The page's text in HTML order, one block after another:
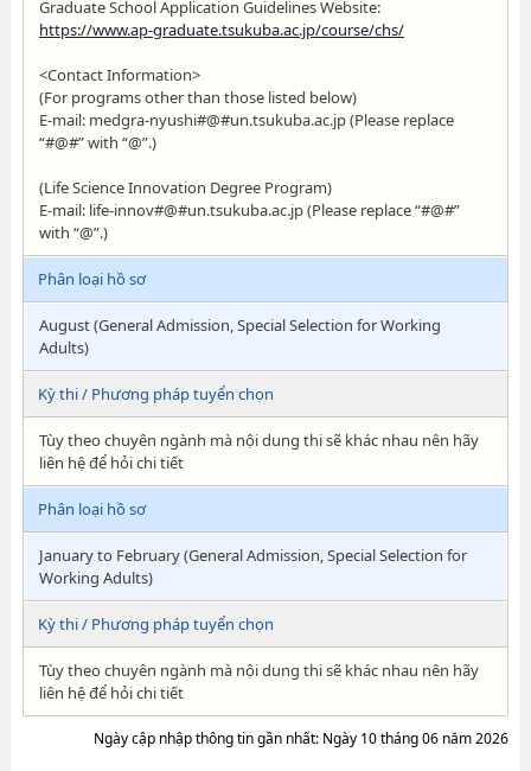
Graduate School Application Guidelines Website:
https://www.ap-graduate.tsukuba.ac.jp/course/chs/
<Contact Information>
(For programs other than those listed below)
E-mail: medgra-nyushi#@#un.tsukuba.ac.jp (Please replace
“#@#” with “@”.)
(Life Science Innovation Degree Program)
E-mail: life-innov#@#un.tsukuba.ac.jp (Please replace “#@#”
with “@”.)
Phân loại hồ sơ
August (General Admission, Special Selection for Working
Adults)
Kỳ thi / Phương pháp tuyển chọn
Tùy theo chuyên ngành mà nội dung thi sẽ khác nhau nên hãy
liên hệ để hỏi chi tiết
Phân loại hồ sơ
January to February (General Admission, Special Selection for
Working Adults)
Kỳ thi / Phương pháp tuyển chọn
Tùy theo chuyên ngành mà nội dung thi sẽ khác nhau nên hãy
liên hệ để hỏi chi tiết
Ngày cập nhập thông tin gần nhất: Ngày 10 tháng 06 năm 2026